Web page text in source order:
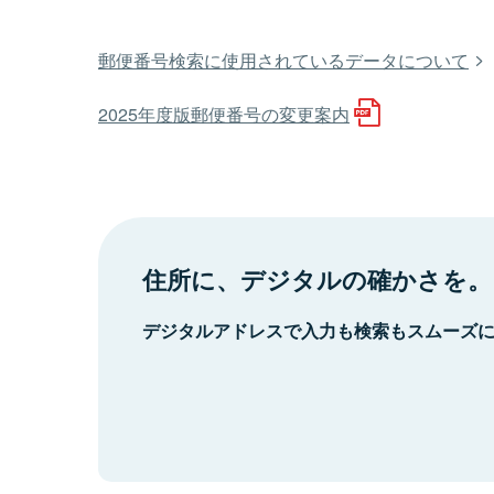
郵便番号検索に使用されているデータについて
2025年度版郵便番号の変更案内
住所に、デジタルの確かさを。
デジタルアドレスで入力も検索もスムーズ